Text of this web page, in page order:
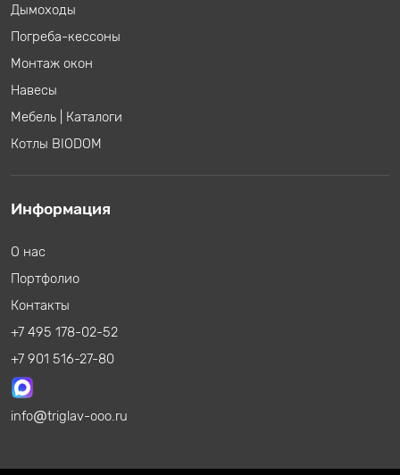
Дымоходы
Погреба-кессоны
Монтаж окон
Навесы
Мебель
Каталоги
Котлы BIODOM
Информация
О нас
Портфолио
Контакты
+7 495 178-02-52
+7 901 516-27-80
info triglav-ooo.ru